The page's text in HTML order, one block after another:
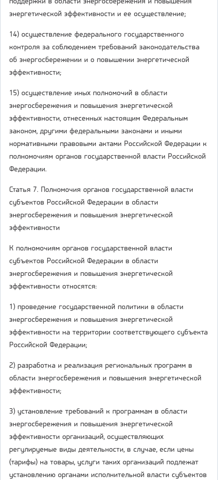
поддержки в области энергосбережения и повышения
энергетической эффективности и ее осуществление;
14) осуществление федерального государственного
контроля за соблюдением требований законодательства
об энергосбережении и о повышении энергетической
эффективности;
15) осуществление иных полномочий в области
энергосбережения и повышения энергетической
эффективности, отнесенных настоящим Федеральным
законом, другими федеральными законами и иными
нормативными правовыми актами Российской Федерации к
полномочиям органов государственной власти Российской
Федерации.
Статья 7. Полномочия органов государственной власти
субъектов Российской Федерации в области
энергосбережения и повышения энергетической
эффективности
К полномочиям органов государственной власти
субъектов Российской Федерации в области
энергосбережения и повышения энергетической
эффективности относятся:
1) проведение государственной политики в области
энергосбережения и повышения энергетической
эффективности на территории соответствующего субъекта
Российской Федерации;
2) разработка и реализация региональных программ в
области энергосбережения и повышения энергетической
эффективности;
3) установление требований к программам в области
энергосбережения и повышения энергетической
эффективности организаций, осуществляющих
регулируемые виды деятельности, в случае, если цены
(тарифы) на товары, услуги таких организаций подлежат
установлению органами исполнительной власти субъектов